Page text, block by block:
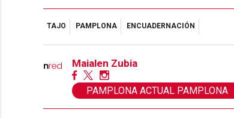
TAJO PAMPLONA ENCUADERNACIÓN
Maialen Zubia
PAMPLONA ACTUAL PAMPLONA